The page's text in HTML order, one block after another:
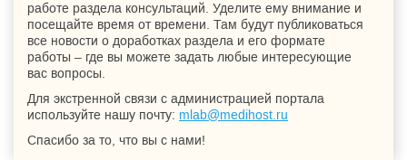
работе раздела консультаций. Уделите ему внимание и
посещайте время от времени. Там будут публиковаться
все новости о доработках раздела и его формате
работы – где вы можете задать любые интересующие
вас вопросы.
Для экстренной связи с администрацией портала
используйте нашу почту: mlab@medihost.ru
Спасибо за то, что вы с нами!